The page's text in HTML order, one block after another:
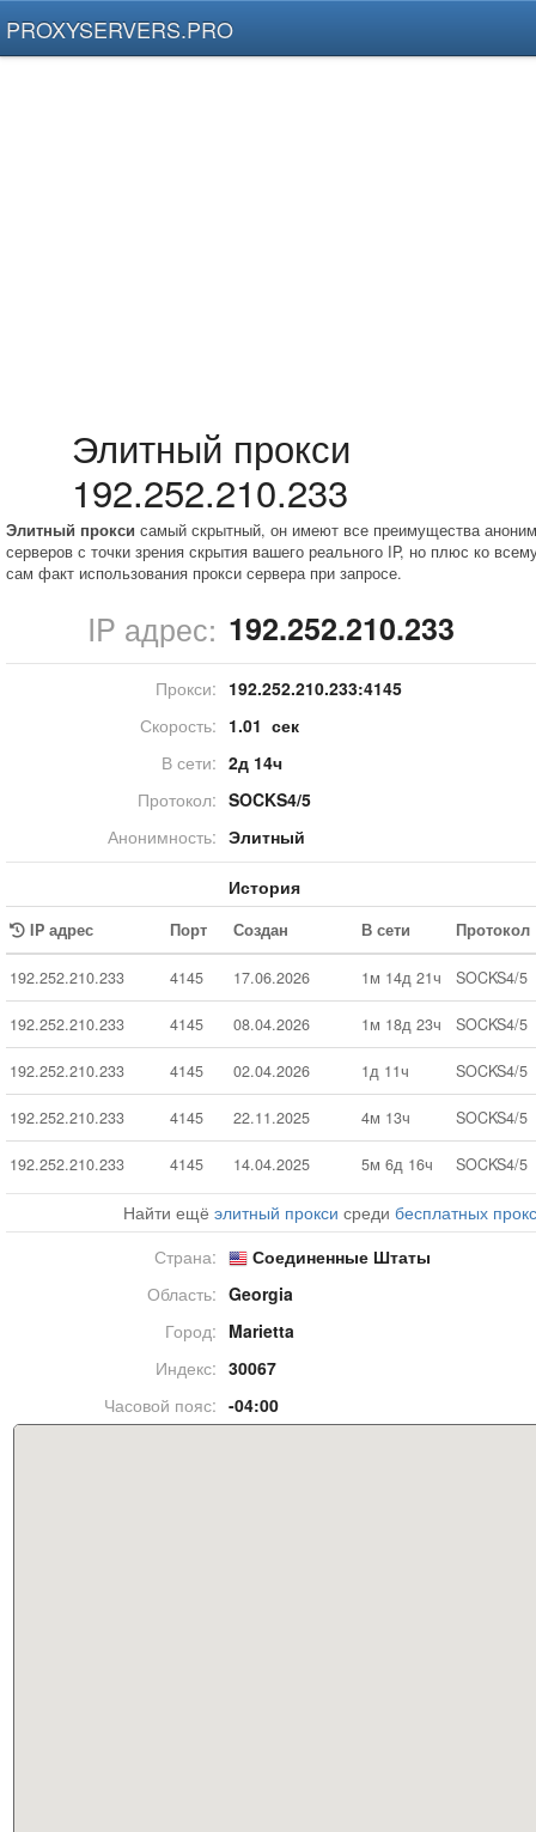
PROXYSERVERS.PRO
Элитный прокси
192.252.210.233
Элитный прокси самый скрытный, он имеют все преимущества
серверов с точки зрения скрытия вашего реального IP, но плюс ко
сам факт использования прокси сервера при запросе.
IP адрес: 192.252.210.233
Прокси: 192.252.210.233:4145
Скорость: 1.01 сек
В сети: 2д 14ч
Протокол: SOCKS4/5
Анонимность: Элитный
История
IP адрес Порт Создан В сети Протокол
192.252.210.233 4145 17.06.2026 1м 14д 21ч SOCKS4/5
192.252.210.233 4145 08.04.2026 1м 18д 23ч SOCKS4/5
192.252.210.233 4145 02.04.2026 1д 11ч SOCKS4/5
192.252.210.233 4145 22.11.2025 4м 13ч SOCKS4/5
192.252.210.233 4145 14.04.2025 5м 6д 16ч SOCKS4/5
Найти ещё элитный прокси среди бесплатных
Страна:
Соединенные Штаты
Область: Georgia
Город: Marietta
Индекс: 30067
Часовой пояс: -04:00